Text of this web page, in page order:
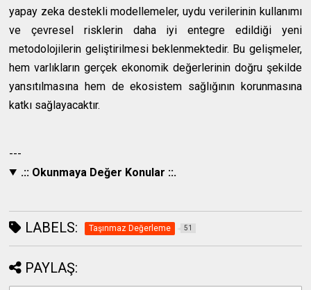
yapay zeka destekli modellemeler, uydu verilerinin kullanımı
ve çevresel risklerin daha iyi entegre edildiği yeni
metodolojilerin geliştirilmesi beklenmektedir. Bu gelişmeler,
hem varlıkların gerçek ekonomik değerlerinin doğru şekilde
yansıtılmasına hem de ekosistem sağlığının korunmasına
katkı sağlayacaktır.
---
.:: Okunmaya Değer Konular ::.
LABELS: Taşınmaz Değerleme 51
PAYLAŞ: